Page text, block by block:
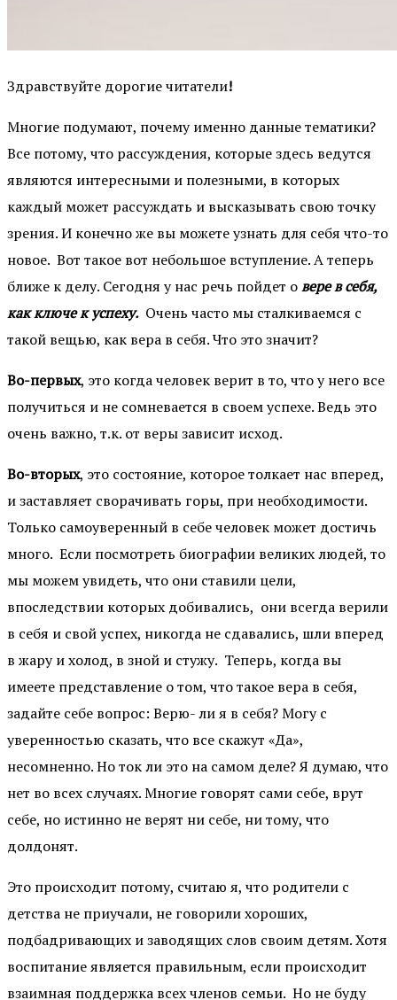
Здравствуйте дорогие читатели!
Многие подумают, почему именно данные тематики?
Все потому, что рассуждения, которые здесь ведутся
являются интересными и полезными, в которых
каждый может рассуждать и высказывать свою точку
зрения. И конечно же вы можете узнать для себя что-то
новое. Вот такое вот небольшое вступление. А теперь
ближе к делу. Сегодня у нас речь пойдет овере в себя,
как ключе к успеху.Очень часто мы сталкиваемся с
такой вещью, как вера в себя. Что это значит?
Во-первых, это когда человек верит в то, что у него все
получиться и не сомневается в своем успехе. Ведь это
очень важно, т.к. от веры зависит исход.
Во-вторых, это состояние, которое толкает нас вперед,
и заставляет сворачивать горы, при необходимости.
Только самоуверенный в себе человек может достичь
много. Если посмотреть биографии великих людей, то
мы можем увидеть, что они ставили цели,
впоследствии которых добивались, они всегда верили
в себя и свой успех, никогда не сдавались, шли вперед
в жару и холод, в зной и стужу. Теперь, когда вы
имеете представление о том, что такое вера в себя,
задайте себе вопрос: Верю- ли я в себя? Могу с
уверенностью сказать, что все скажут «Да»,
несомненно. Но ток ли это на самом деле? Я думаю, что
нет во всех случаях. Многие говорят сами себе, врут
себе, но истинно не верят ни себе, ни тому, что
долдонят.
Это происходит потому, считаю я, что родители с
детства не приучали, не говорили хороших,
подбадривающих и заводящих слов своим детям. Хотя
воспитание является правильным, если происходит
взаимная поддержка всех членов семьи. Но не буду